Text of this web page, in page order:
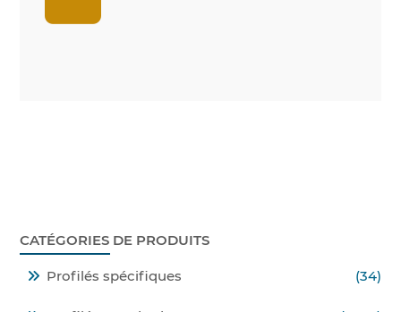
CATÉGORIES DE PRODUITS
Profilés spécifiques (34)